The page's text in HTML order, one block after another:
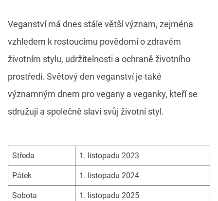
Veganství má dnes stále větší význam, zejména
vzhledem k rostoucímu povědomí o zdravém
životním stylu, udržitelnosti a ochraně životního
prostředí. Světový den veganství je také
významným dnem pro vegany a veganky, kteří se
sdružují a společně slaví svůj životní styl.
Středa 1. listopadu 2023
Pátek 1. listopadu 2024
Sobota 1. listopadu 2025